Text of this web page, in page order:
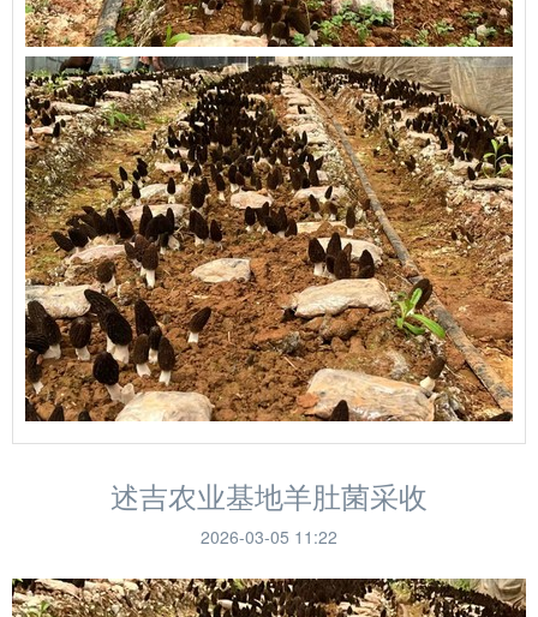
述吉农业基地羊肚菌采收
2026-03-05 11:22